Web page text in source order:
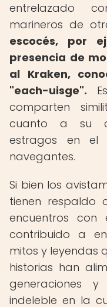
entrelazado
marineros de
escocés, por
presencia de
al Kraken,
"each-uisge".
comparten
cuanto a su
estragos en
navegantes.
Si bien los
tienen respaldo
encuentros
contribuido a
mitos y leyendas
historias han
generaciones
indeleble en la